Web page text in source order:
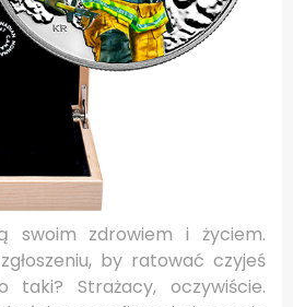
swoim zdrowiem i życiem.
by ratować czyjeś
taki? Strażacy, oczywiście.